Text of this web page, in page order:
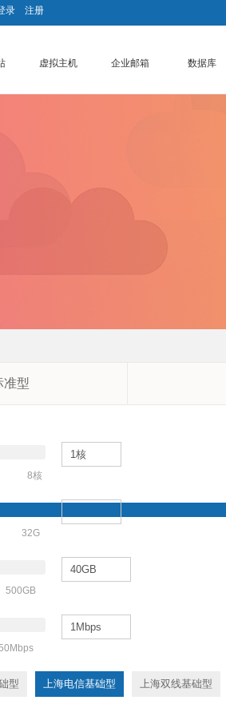
录 注册
虚拟主机 企业邮箱 数据库
准型
8核
32G
500GB
型 上海电信基础型 上海双线基础型